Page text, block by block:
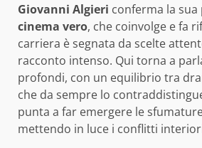
Giovanni Algieri conferma la
cinema vero, che coinvolge e fa
carriera è segnata da scelte
racconto intenso. Qui torna a
profondi, con un equilibrio tra
che da sempre lo
punta a far emergere le
mettendo in luce i conflitti